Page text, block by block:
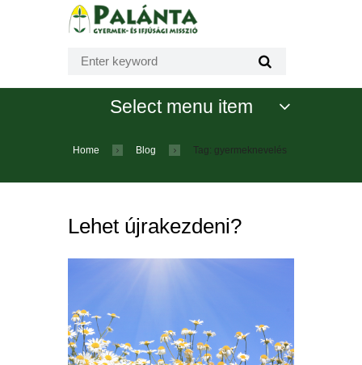
Select menu item
Home Blog Tag: gyermeknevelés
Lehet újrakezdeni?